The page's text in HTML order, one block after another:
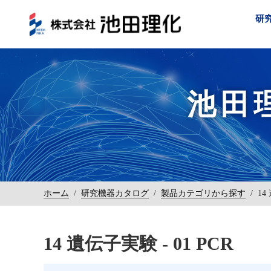
研
池田
ホーム / 研究機器カタログ / 製品カテゴリから探す / 14
14 遺伝子実験 - 01 PCR